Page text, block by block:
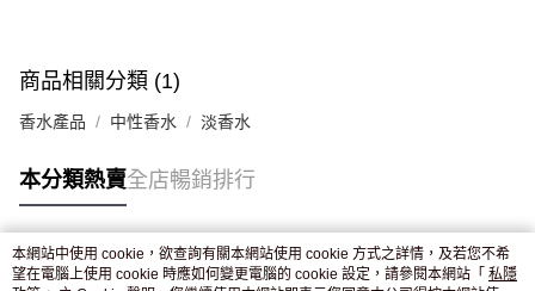
付款後門市自取，訂單確認後2-4個工作天到店，7天內取。逾期後
商品相關分類 (1)
香水產品 中性香水 淡香水
本分類熱賣全店暢銷排行
熱門標籤
本網站中使用 cookie，欲查詢有關本網站使用 cookie 方式之詳情，及若您不希
望在電腦上使用 cookie 時應如何變更電腦的 cookie 設定，請參閱本網站「 私隱